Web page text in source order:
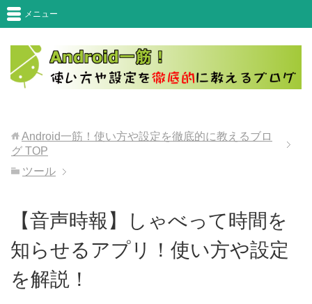
メニュー
Android一筋！使い方や設定を徹底的に教えるブロ
グ TOP
ツール
【音声時報】しゃべって時間を
知らせるアプリ！使い方や設定
を解説！